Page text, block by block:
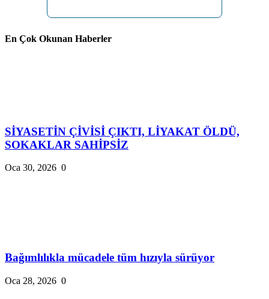
En Çok Okunan Haberler
SİYASETİN ÇİVİSİ ÇIKTI, LİYAKAT ÖLDÜ,
SOKAKLAR SAHİPSİZ
Oca 30, 2026 0
Bağımlılıkla mücadele tüm hızıyla sürüyor
Oca 28, 2026 0